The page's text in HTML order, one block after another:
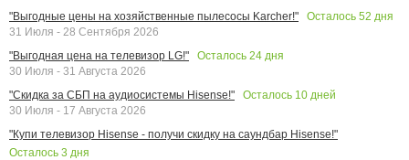
"Выгодные цены на хозяйственные пылесосы Karcher!"
Осталось 52 дня
31 Июля - 28 Сентября 2026
"Выгодная цена на телевизор LG!"
Осталось 24 дня
30 Июля - 31 Августа 2026
"Скидка за СБП на аудиосистемы Hisense!"
Осталось 10 дней
30 Июля - 17 Августа 2026
"Купи телевизор Hisense - получи скидку на саундбар Hisense!"
Осталось 3 дня